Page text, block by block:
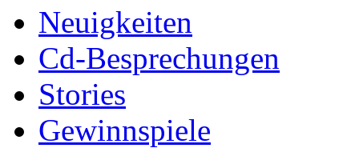
Neuigkeiten
Cd-Besprechungen
Stories
Gewinnspiele